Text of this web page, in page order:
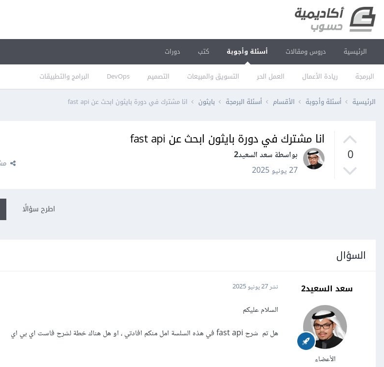
الرئيسية دروس ومقالات أسئلة وأجوبة
البرمجة ريادة الأعمال العمل الحر التسويق والمبيعات التصميم DevOps البرامج والتطبيقات
كتب دورات
الرئيسية أسئلة وأجوبة الأقسام أسئلة البرمجة بايثون انا مشترك في دورة بايثون ابحث عن fast api
0
انا مشترك في دورة بايثون ابحث عن fast api
بواسطة سعد السعيد2
27 يونيو 2025
اطرح سؤالًا
السؤال
سعد السعيد2
الأعضاء
نشر27 يونيو 2025
السلام عليكم
هل تم شرح fast api في هذه السلسة امل منكم افادتي ، او هل هناك خطة لشرح فاست اي بي اي